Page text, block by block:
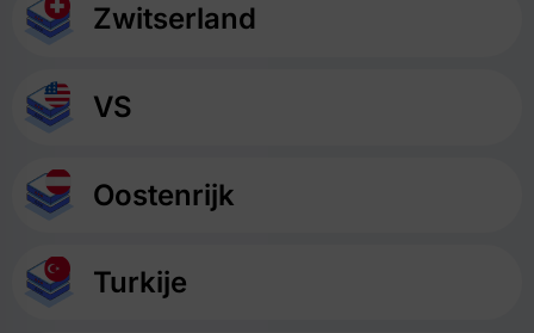
Zwitserland
VS
Oostenrijk
Turkije